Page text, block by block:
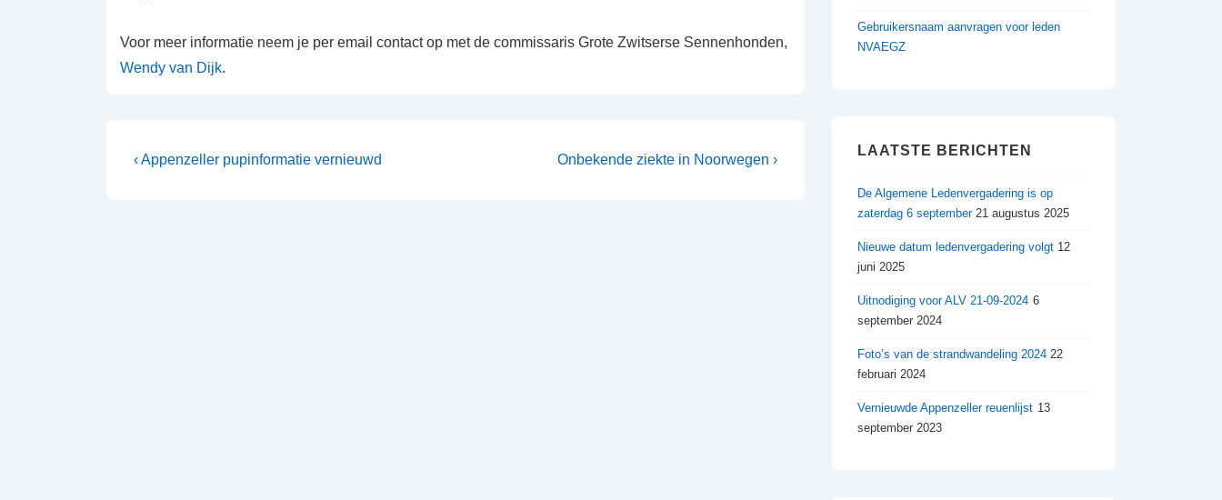
Voor meer informatie neem je per email contact op met de commissaris Grote Zwitserse Sennenhonden,
Wendy van Dijk.
‹ Appenzeller pupinformatie vernieuwd Onbekende ziekte in Noorwegen ›
Gebruikersnaam aanvragen voor leden
NVAEGZ
LAATSTE BERICHTEN
De Algemene Ledenvergadering is op
zaterdag 6 september 21 augustus 2025
Nieuwe datum ledenvergadering volgt 12
juni 2025
Uitnodiging voor ALV 21-09-2024 6
september 2024
Foto’s van de strandwandeling 2024 22
februari 2024
Vernieuwde Appenzeller reuenlijst 13
september 2023